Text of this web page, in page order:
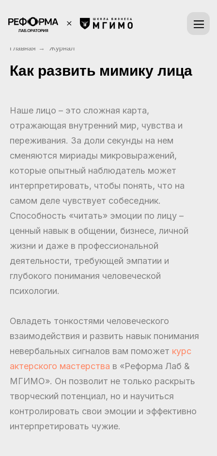
Главная → Журнал
Как развить мимику лица
Наше лицо – это сложная карта,
отражающая внутренний мир, чувства и
переживания. За доли секунды на нем
сменяются мириады микровыражений,
которые опытный наблюдатель может
интерпретировать, чтобы понять, что на
самом деле чувствует собеседник.
Способность «читать» эмоции по лицу –
ценный навык в общении, бизнесе, личной
жизни и даже в профессиональной
деятельности, требующей эмпатии и
глубокого понимания человеческой
психологии.
Овладеть тонкостями человеческого
взаимодействия и развить навык понимания
невербальных сигналов вам поможет курс
актерского мастерства в «Реформа Лаб &
МГИМО». Он позволит не только раскрыть
творческий потенциал, но и научиться
контролировать свои эмоции и эффективно
интерпретировать чужие.